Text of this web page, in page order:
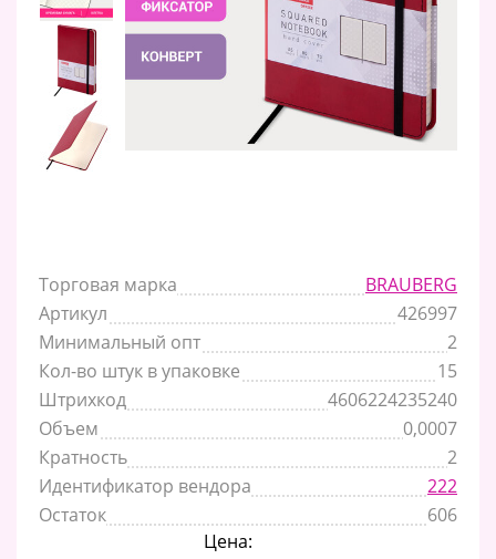
Торговая марка
BRAUBERG
Артикул
426997
Минимальный опт
2
Кол-во штук в упаковке
15
Штрихкод
4606224235240
Объем
0,0007
Кратность
2
Идентификатор вендора
222
Остаток
606
Цена: